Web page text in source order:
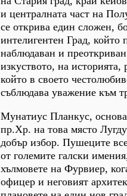
и централната част на
се открива един сложен,
интелигентен Град, който
наблюдаван и
изкуството, на историята,
който в своето
съблюдава уважение към
Мунатиус Планкус,
пр.Хр. на това място
добър избор. Пушеците
от големите галски
хълмовете на Фурвиер,
офицер и неговият